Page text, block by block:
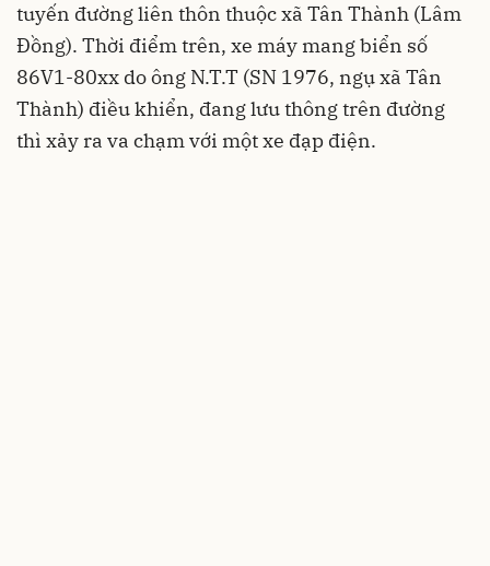
tuyến đường liên thôn thuộc xã Tân Thành (Lâm
Đồng). Thời điểm trên, xe máy mang biển số
86V1-80xx do ông N.T.T (SN 1976, ngụ xã Tân
Thành) điều khiển, đang lưu thông trên đường
thì xảy ra va chạm với một xe đạp điện.